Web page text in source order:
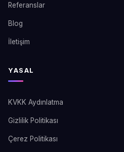
Referanslar
Blog
İletişim
YASAL
KVKK Aydınlatma
Gizlilik Politikası
Çerez Politikası